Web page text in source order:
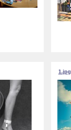
1.jpg